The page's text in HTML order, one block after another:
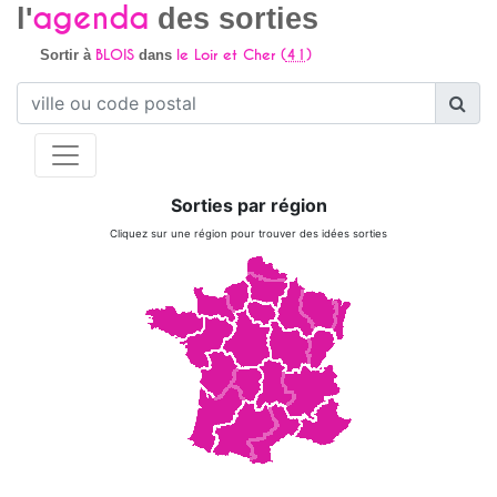
l'agenda des sorties
Sortir à BLOISdans le Loir et Cher (41)
Sorties par région
Cliquez sur une région pour trouver des idées sorties